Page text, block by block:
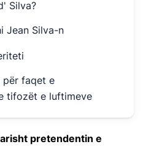
Silva?
Jean Silva-n
faqet e
tifozët e luftimeve
pretendentin e